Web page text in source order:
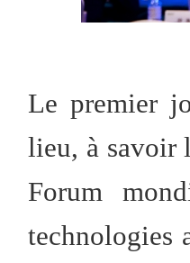
Le premier
lieu, à savoir
Forum
technologies